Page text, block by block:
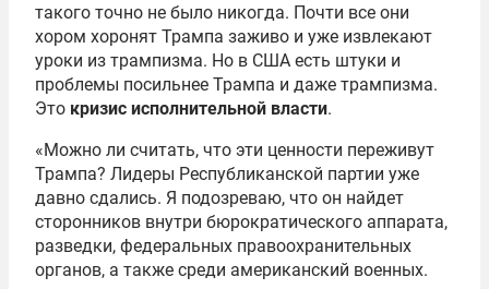
такого точно не было никогда. Почти все они
хором хоронят Трампа заживо и уже извлекают
уроки из трампизма. Но в США есть штуки и
проблемы посильнее Трампа и даже трампизма.
Это кризис исполнительной власти.
«Можно ли считать, что эти ценности переживут
Трампа? Лидеры Республиканской партии уже
давно сдались. Я подозреваю, что он найдет
сторонников внутри бюрократического аппарата,
разведки, федеральных правоохранительных
органов, а также среди американский военных.